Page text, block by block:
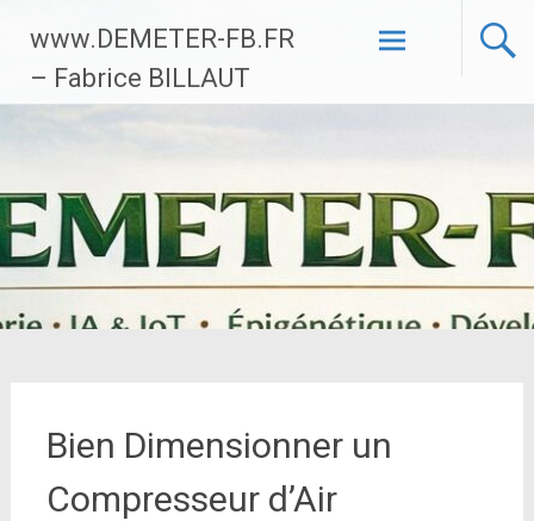
contenu
principal
www.DEMETER-FB.FR
– Fabrice BILLAUT
Bien Dimensionner un
Compresseur d’Air